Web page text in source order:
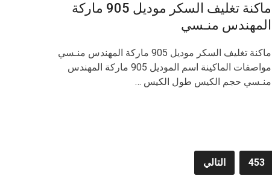
ماكنة تغليف السكر موديل 905 ماركة
المهندس منـسي
ماكنة تغليف السكر موديل 905 ماركة المهندس منـسي
مواصفات الماكينة اسم الموديل 905 ماركة المهندس
منـسي حجم الكيس طول الكيس …
453 التالي